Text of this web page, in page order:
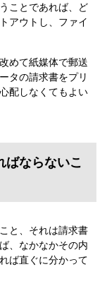
ことであれば、ど
アウトし、ファイ
めて紙媒体で郵送
タの請求書をプリ
配しなくてもよい
ばならないこ
と、それは請求書
、なかなかその内
ば直ぐに分かって